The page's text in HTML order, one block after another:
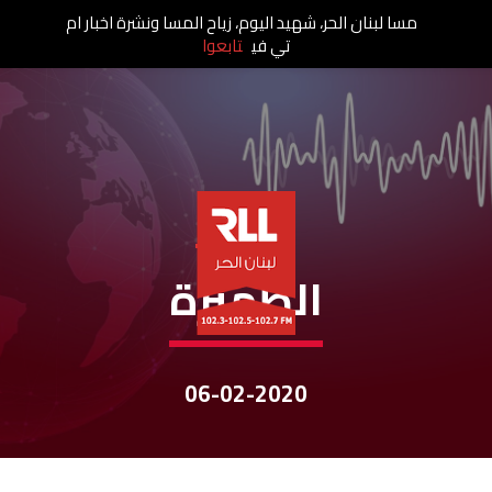
نشرات الأخبار
الظّهيرة
06-02-2020
مسا لبنان الحر، شهيد اليوم، زياح المسا ونشرة اخبار ام
تي في تابعوا